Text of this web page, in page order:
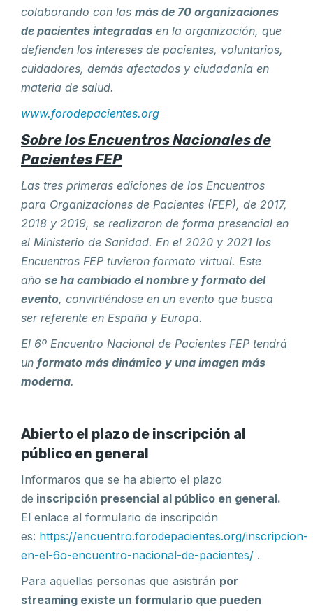
colaborando con las más de 70 organizaciones
de pacientes integradas en la organización, que
defienden los intereses de pacientes, voluntarios,
cuidadores, demás afectados y ciudadanía en
materia de salud.
www.forodepacientes.org
Sobre los Encuentros Nacionales de
Pacientes FEP
Las tres primeras ediciones de los Encuentros
para Organizaciones de Pacientes (FEP), de 2017,
2018 y 2019, se realizaron de forma presencial en
el Ministerio de Sanidad. En el 2020 y 2021 los
Encuentros FEP tuvieron formato virtual. Este
año se ha cambiado el nombre y formato del
evento, convirtiéndose en un evento que busca
ser referente en España y Europa.
El 6º Encuentro Nacional de Pacientes FEP tendrá
un formato más dinámico y una imagen más
moderna.
Abierto el plazo de inscripción al
público en general
Informaros que se ha abierto el plazo
de inscripción presencial al público en general.
El enlace al formulario de inscripción
es: https://encuentro.forodepacientes.org/inscripcion-
en-el-6o-encuentro-nacional-de-pacientes/ .
Para aquellas personas que asistirán por
streaming existe un formulario que pueden